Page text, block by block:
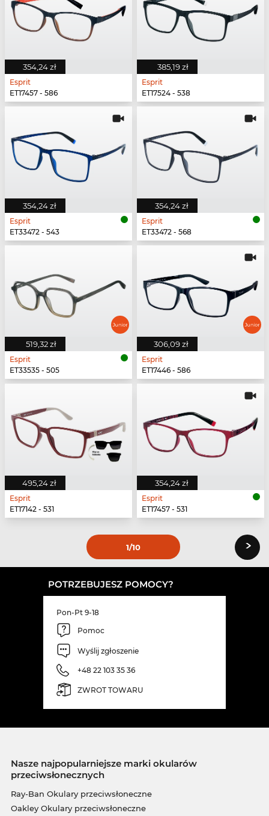
354,24 zł
Esprit
ET17457 - 586
385,19 zł
Esprit
ET17524 - 538
354,24 zł
Esprit
ET33472 - 543
354,24 zł
Esprit
ET33472 - 568
519,32 zł
Esprit
ET33535 - 505
306,09 zł
Esprit
ET17446 - 586
495,24 zł
Esprit
ET17142 - 531
354,24 zł
Esprit
ET17457 - 531
1/10 ›
POTRZEBUJESZ POMOCY?
Pon-Pt 9-18
Pomoc
Wyślij zgłoszenie
+48 22 103 35 36
ZWROT TOWARU
Nasze najpopularniejsze marki okularów
przeciwsłonecznych
Ray-Ban Okulary przeciwsłoneczne
Oakley Okulary przeciwsłoneczne